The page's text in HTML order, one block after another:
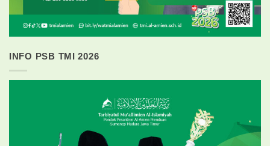
INFO PSB TMI 2026